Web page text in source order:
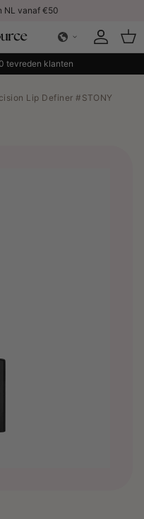
NL vanaf €50
Account
klanten
Lip Definer #STONY